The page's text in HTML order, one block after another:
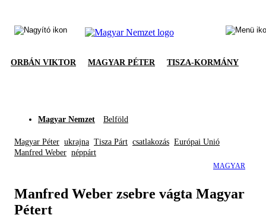
ORBÁN VIKTOR MAGYAR PÉTER TISZA-KORMÁNY
Magyar Nemzet Belföld
Magyar Péter ukrajna Tisza Párt csatlakozás Európai Unió
Manfred Weber néppárt
MAGYAR
Manfred Weber zsebre vágta Magyar
Pétert